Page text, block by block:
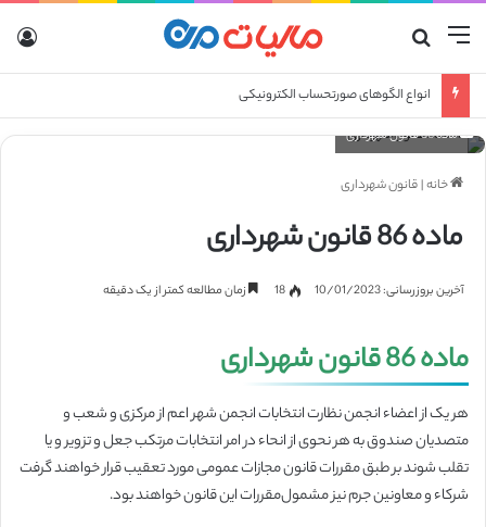
منو
انواع الگوهای صورتحساب الکترونیکی
ماده 86 قانون شهرداری
خانه|قانون شهرداری
ماده 86 قانون شهرداری
آخرین بروزرسانی: 10/01/2023 18 زمان مطالعه کمتر از یک دقیقه
ماده 86 قانون شهرداری
هر یک از اعضاء انجمن نظارت انتخابات انجمن شهر اعم از مرکزی و شعب و
متصدیان صندوق به هر نحوی از انحاء در امر انتخابات‌ مرتکب جعل و تزویر و یا
تقلب شوند بر طبق مقررات قانون مجازات عمومی مورد تعقیب قرار خواهند گرفت
شرکاء و معاونین جرم نیز مشمول‌مقررات این قانون خواهند بود.